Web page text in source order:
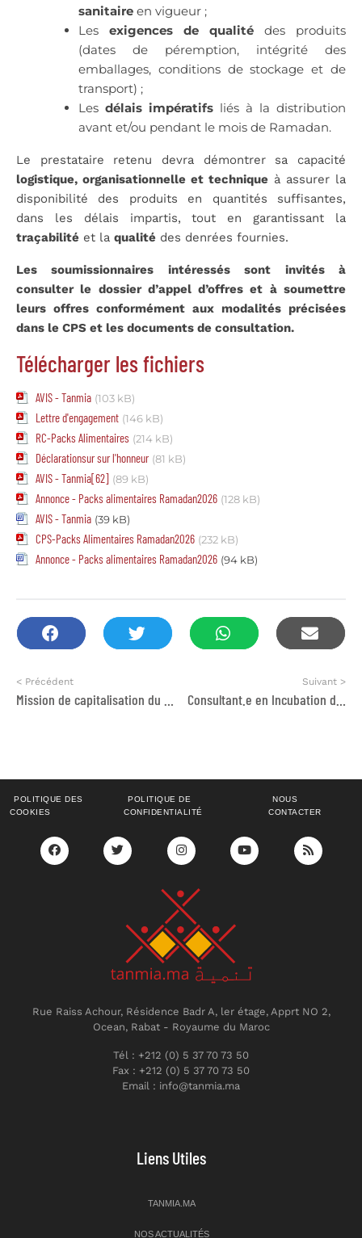
sanitaire en vigueur ;
Les exigences de qualité des produits
(dates de péremption, intégrité des
emballages, conditions de stockage et de
transport) ;
Les délais impératifs liés à la distribution
avant et/ou pendant le mois de Ramadan.
Le prestataire retenu devra démontrer sa capacité
logistique, organisationnelle et technique à assurer la
disponibilité des produits en quantités suffisantes,
dans les délais impartis, tout en garantissant la
traçabilité et la qualité des denrées fournies.
Les soumissionnaires intéressés sont invités à
consulter le dossier d’appel d’offres et à soumettre
leurs offres conformément aux modalités précisées
dans le CPS et les documents de consultation.
Télécharger les fichiers
AVIS - Tanmia (103 kB)
Lettre d'engagement (146 kB)
RC-Packs Alimentaires (214 kB)
Déclarationsur sur l'honneur (81 kB)
AVIS - Tanmia[62] (89 kB)
Annonce - Packs alimentaires Ramadan2026 (128 kB)
AVIS - Tanmia (39 kB)
CPS-Packs Alimentaires Ramadan2026 (232 kB)
Annonce - Packs alimentaires Ramadan2026 (94 kB)
< Précédent Suivant >
POLITIQUE DES
COOKIES
POLITIQUE DE
CONFIDENTIALITÉ
NOUS
CONTACTER
Rue Raiss Achour, Résidence Badr A, ler étage, Apprt NO 2,
Ocean, Rabat - Royaume du Maroc
Tél : +212 (0) 5 37 70 73 50
Fax : +212 (0) 5 37 70 73 50
Email : info@tanmia.ma
Liens Utiles
TANMIA.MA
NOS ACTUALITÉS